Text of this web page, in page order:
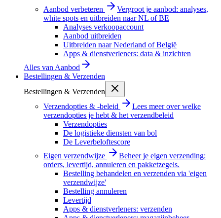
Aanbod verbeteren
Vergroot je aanbod: analyses,
white spots en uitbreiden naar NL of BE
Analyses verkoopaccount
Aanbod uitbreiden
Uitbreiden naar Nederland of België
Apps & dienstverleners: data & inzichten
Alles van Aanbod
Bestellingen & Verzenden
Bestellingen & Verzenden
Verzendopties & -beleid
Lees meer over welke
verzendopties je hebt & het verzendbeleid
Verzendopties
De logistieke diensten van bol
De Leverbeloftescore
Eigen verzendwijze
Beheer je eigen verzending:
orders, levertijd, annuleren en pakketzegels.
Bestelling behandelen en verzenden via 'eigen
verzendwijze'
Bestelling annuleren
Levertijd
Apps & dienstverleners: verzenden